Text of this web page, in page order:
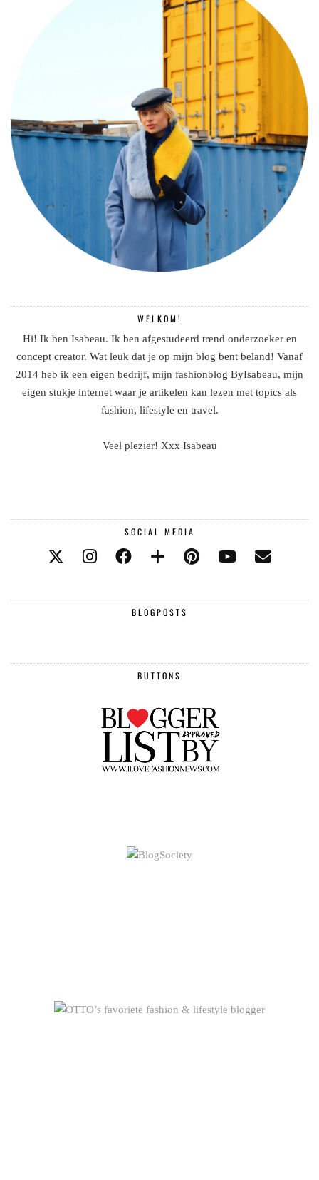
WELKOM!
Hi! Ik ben Isabeau. Ik ben afgestudeerd trend onderzoeker en
concept creator. Wat leuk dat je op mijn blog bent beland! Vanaf
2014 heb ik een eigen bedrijf, mijn fashionblog ByIsabeau, mijn
eigen stukje internet waar je artikelen kan lezen met topics als
fashion, lifestyle en travel.
Veel plezier! Xxx Isabeau
SOCIAL MEDIA
BLOGPOSTS
BUTTONS